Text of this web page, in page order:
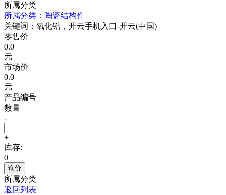
所属分类
所属分类：陶瓷结构件
关键词：氧化锆，开云手机入口-开云(中国)
零售价
0.0
元
市场价
0.0
元
产品编号
数量
-
+
库存:
0
询价
所属分类
返回列表